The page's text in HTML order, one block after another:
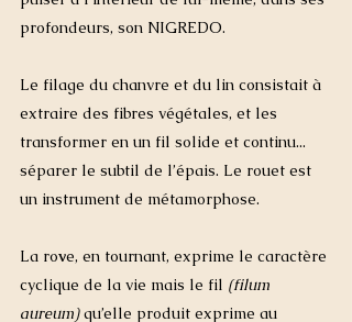
profondeurs, son NIGREDO.
Le filage du chanvre et du lin consistait à
extraire des fibres végétales, et les
transformer en un fil solide et continu...
séparer le subtil de l’épais. Le rouet est
un instrument de métamorphose.
La rove, en tournant, exprime le caractère
cyclique de la vie mais le fil (filum
aureum) qu’elle produit exprime au